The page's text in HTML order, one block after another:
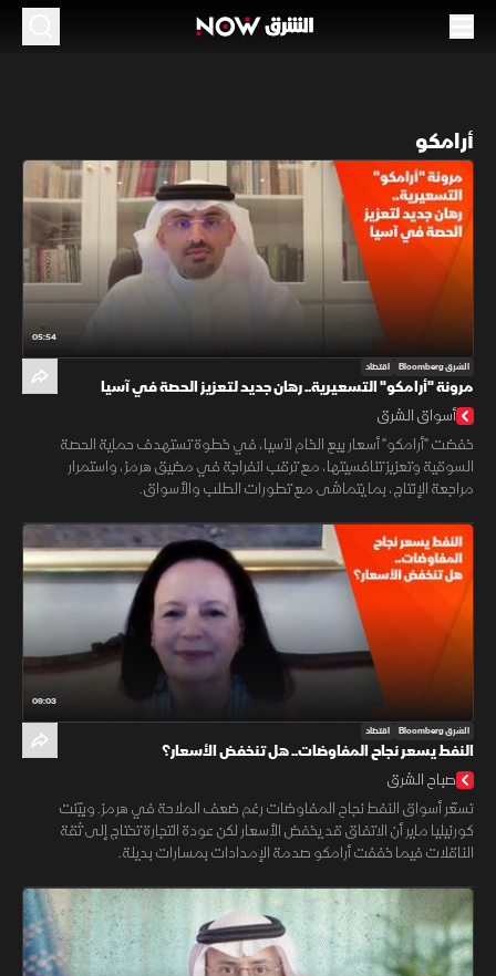
أرامكو
05:54
الشرق Bloomberg اقتصاد
مرونة "أرامكو" التسعيرية.. رهان جديد لتعزيز الحصة في آسيا
أسواق الشرق
خفضت "أرامكو" أسعار بيع الخام لآسيا، في خطوة تستهدف حماية الحصة
السوقية وتعزيز تنافسيتها، مع ترقب انفراجة في مضيق هرمز، واستمرار
مراجعة الإنتاج، بما يتماشى مع تطورات الطلب والأسواق.
09:03
الشرق Bloomberg اقتصاد
النفط يسعر نجاح المفاوضات.. هل تنخفض الأسعار؟
صباح الشرق
تسعّر أسواق النفط نجاح المفاوضات رغم ضعف الملاحة في هرمز. وبيّنت
كورنيليا ماير أن الاتفاق قد يخفض الأسعار لكن عودة التجارة تحتاج إلى ثقة
الناقلات فيما خففت أرامكو صدمة الإمدادات بمسارات بديلة.